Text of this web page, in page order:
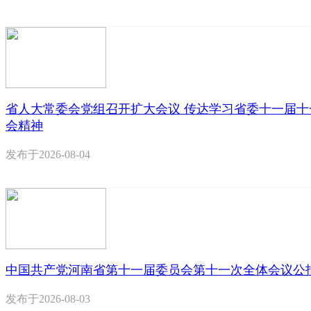
省人大常委会党组召开扩大会议 传达学习省委十一届
会精神
发布于2026-08-04
中国共产党河南省第十一届委员会第十一次全体会议公
发布于2026-08-03